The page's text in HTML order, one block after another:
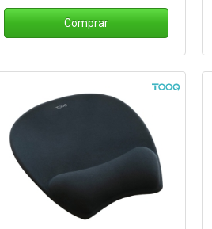
Comprar